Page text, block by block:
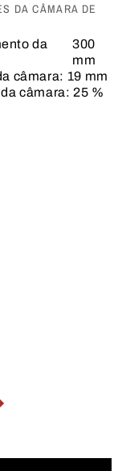
DA CÂMARA DE
da
300
mm
câmara: 19 mm
câmara: 25 %